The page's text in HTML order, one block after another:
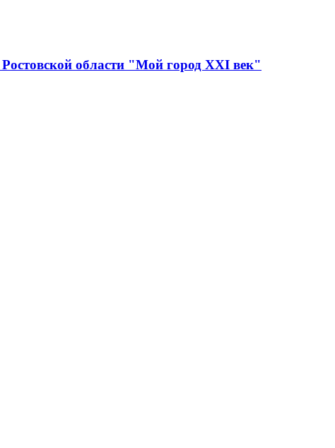
области "Мой город XXI век"